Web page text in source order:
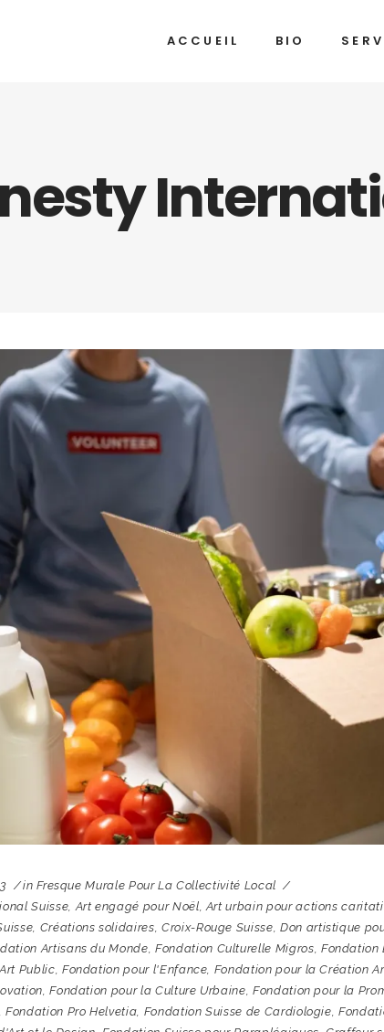
ACCUEIL BIO
in Fresque Murale Pour La Collectivité Local
Suisse Art engagé pour Noël Art urbain pour actions
Créations solidaires Croix-Rouge Suisse Don artistique
Artisans du Monde Fondation Culturelle Migros Fondation
Public Fondation pour l'Enfance Fondation pour la Création
,Fondation pour la Culture Urbaine Fondation pour la
,Fondation Pro Helvetia Fondation Suisse de Cardiologie ,